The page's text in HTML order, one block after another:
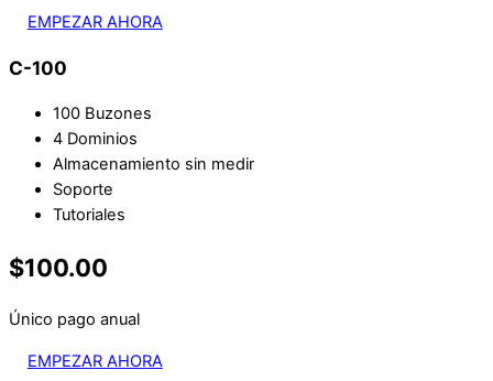
EMPEZAR AHORA
C-100
100 Buzones
4 Dominios
Almacenamiento sin medir
Soporte
Tutoriales
$100.00
Único pago anual
EMPEZAR AHORA